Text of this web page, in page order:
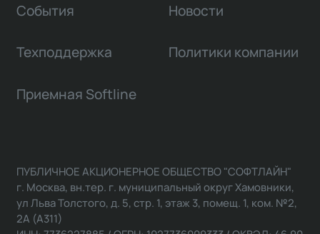
События Новости
Техподдержка Политики компании
Приемная Softline
ПУБЛИЧНОЕ АКЦИОНЕРНОЕ ОБЩЕСТВО "СОФТЛАЙН"
г. Москва, вн.тер. г. муниципальный округ Хамовники,
ул Льва Толстого, д. 5, стр. 1, этаж 3, помещ. 1, ком. №2,
2А (А311)